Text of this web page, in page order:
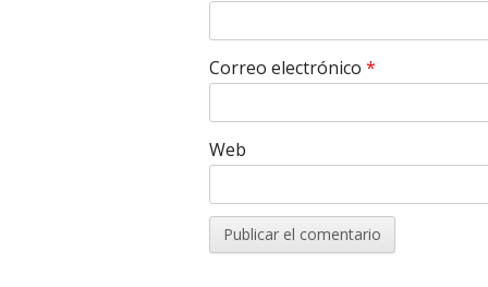
Correo electrónico *
Web